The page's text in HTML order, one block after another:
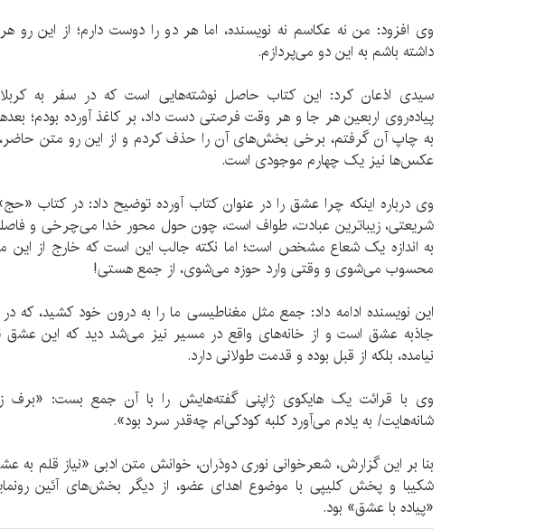
وی افزود: من نه عکاسم نه نویسنده، اما هر دو را دوست دارم؛ از این
داشته باشم به این دو می‌پردازم.
سیدی اذعان کرد: این کتاب حاصل نوشته‌هایی است که در سفر به
پیاده‌روی اربعین هر جا و هر وقت فرصتی دست داد، بر کاغذ آورده بودم؛
به چاپ آن گرفتم، برخی بخش‌های آن را حذف کردم و از این رو متن
عکس‌ها نیز یک چهارم موجودی است.
وی درباره اینکه چرا عشق را در عنوان کتاب آورده توضیح داد: در کتاب
شریعتی، زیباترین عبادت، طواف است، چون حول محور خدا می‌چرخی و
به اندازه یک شعاع مشخص است؛ اما نکته جالب این است که خارج از این
محسوب می‌شوی و وقتی وارد حوزه می‌شوی، از جمع هستی!
این نویسنده ادامه داد: جمع مثل مغناطیسی ما را به درون خود کشید، که در
جاذبه عشق است و از خانه‌های واقع در مسیر نیز می‌شد دید که این عشق
نیامده، بلکه از قبل بوده و قدمت طولانی دارد.
وی با قرائت یک هایکوی ژاپنی گفته‌هایش را با آن جمع بست: «برف
شانه‌هایت/ به یادم می‌آورد کلبه کودکی‌ام چه‌قدر سرد بود».
بنا بر این گزارش، شعرخوانی نوری دودَران، خوانش متن ادبی «نیاز قلم به
شکیبا و پخش کلیپی با موضوع اهدای عضو، از دیگر بخش‌های آئین
«پیاده با عشق» بود.